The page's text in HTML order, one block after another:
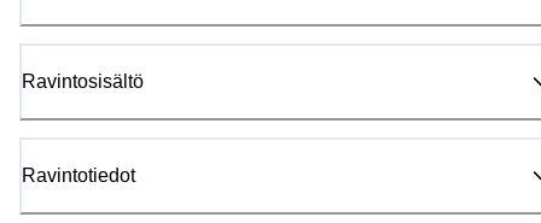
Ravintosisältö
Ravintotiedot